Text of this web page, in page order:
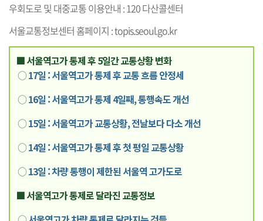
우회도로 및 대중교통 이용안내 : 120 다산콜센터
서울교통정보센터 홈페이지 :topis.seoul.go.kr
■ 서울역고가 통제 후 5일간 교통상황 변화
○17일 : 서울역고가 통제 후 교통 흐름 안정세
○16일 : 서울역고가 통제 4일째, 통행속도 개선
○15일 : 서울역고가 교통상황, 전날보다 다소 개선
○14일 : 서울역고가 통제 후 첫 평일 교통상황
○13일 : 차량 통행이 제한된 서울역 고가도로
■ 서울역고가 통제로 달라진 교통정보